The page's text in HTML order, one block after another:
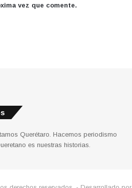
vez que comente.
Querétaro. Hacemos periodismo
es nuestras historias.